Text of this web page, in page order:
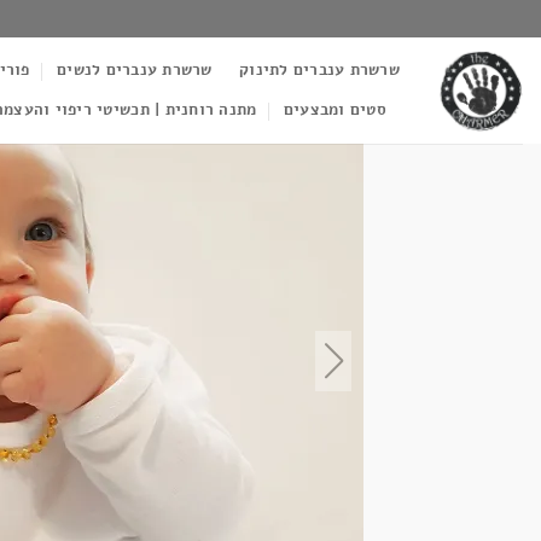
to
content
שרשרת ענברים לתינוק שרשרת ענברים לנשים
סטים ומבצעים
מתנה רוחנית | תכשיטי ריפוי